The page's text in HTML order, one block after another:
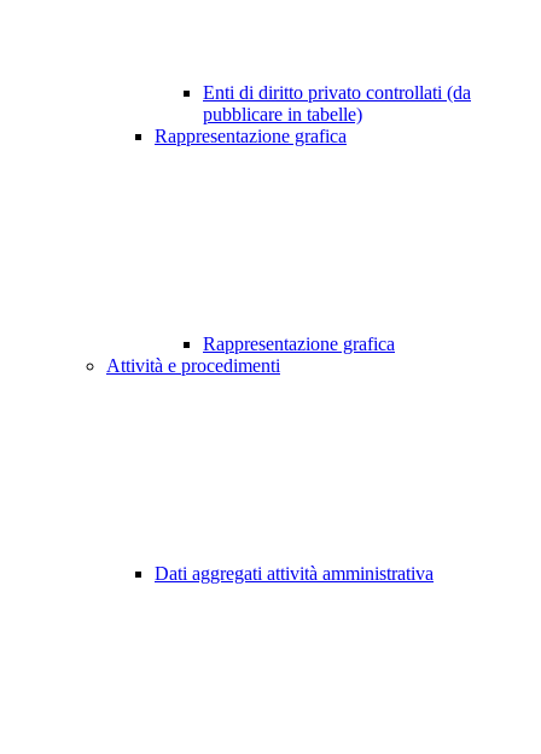
Enti di diritto privato controllati (da
pubblicare in tabelle)
Rappresentazione grafica
Rappresentazione grafica
Attività e procedimenti
Dati aggregati attività amministrativa